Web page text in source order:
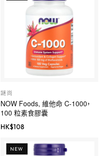
謎尚
NOW Foods, 維他命 C-1000，
100 粒素食膠囊
HK$108
NEW